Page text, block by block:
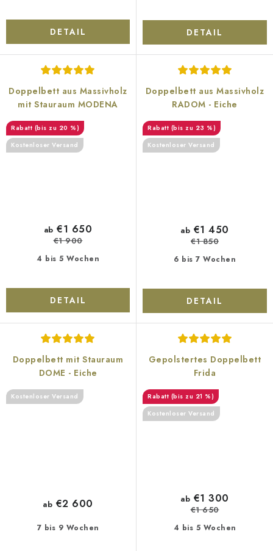
DETAIL DETAIL
Doppelbett aus Massivholz
mit Stauraum MODENA
(bis zu 20 %)
Kostenloser Versand
4 bis 5 Wochen
ab €1 650
€1 900
DETAIL
Doppelbett aus Massivholz
RADOM - Eiche
(bis zu 23 %)
Kostenloser Versand
6 bis 7 Wochen
ab €1 450
€1 850
DETAIL
Doppelbett mit Stauraum
DOME - Eiche
Kostenloser Versand
7 bis 9 Wochen
ab €2 600
Gepolstertes Doppelbett
Frida
(bis zu 21 %)
Kostenloser Versand
4 bis 5 Wochen
ab €1 300
€1 650